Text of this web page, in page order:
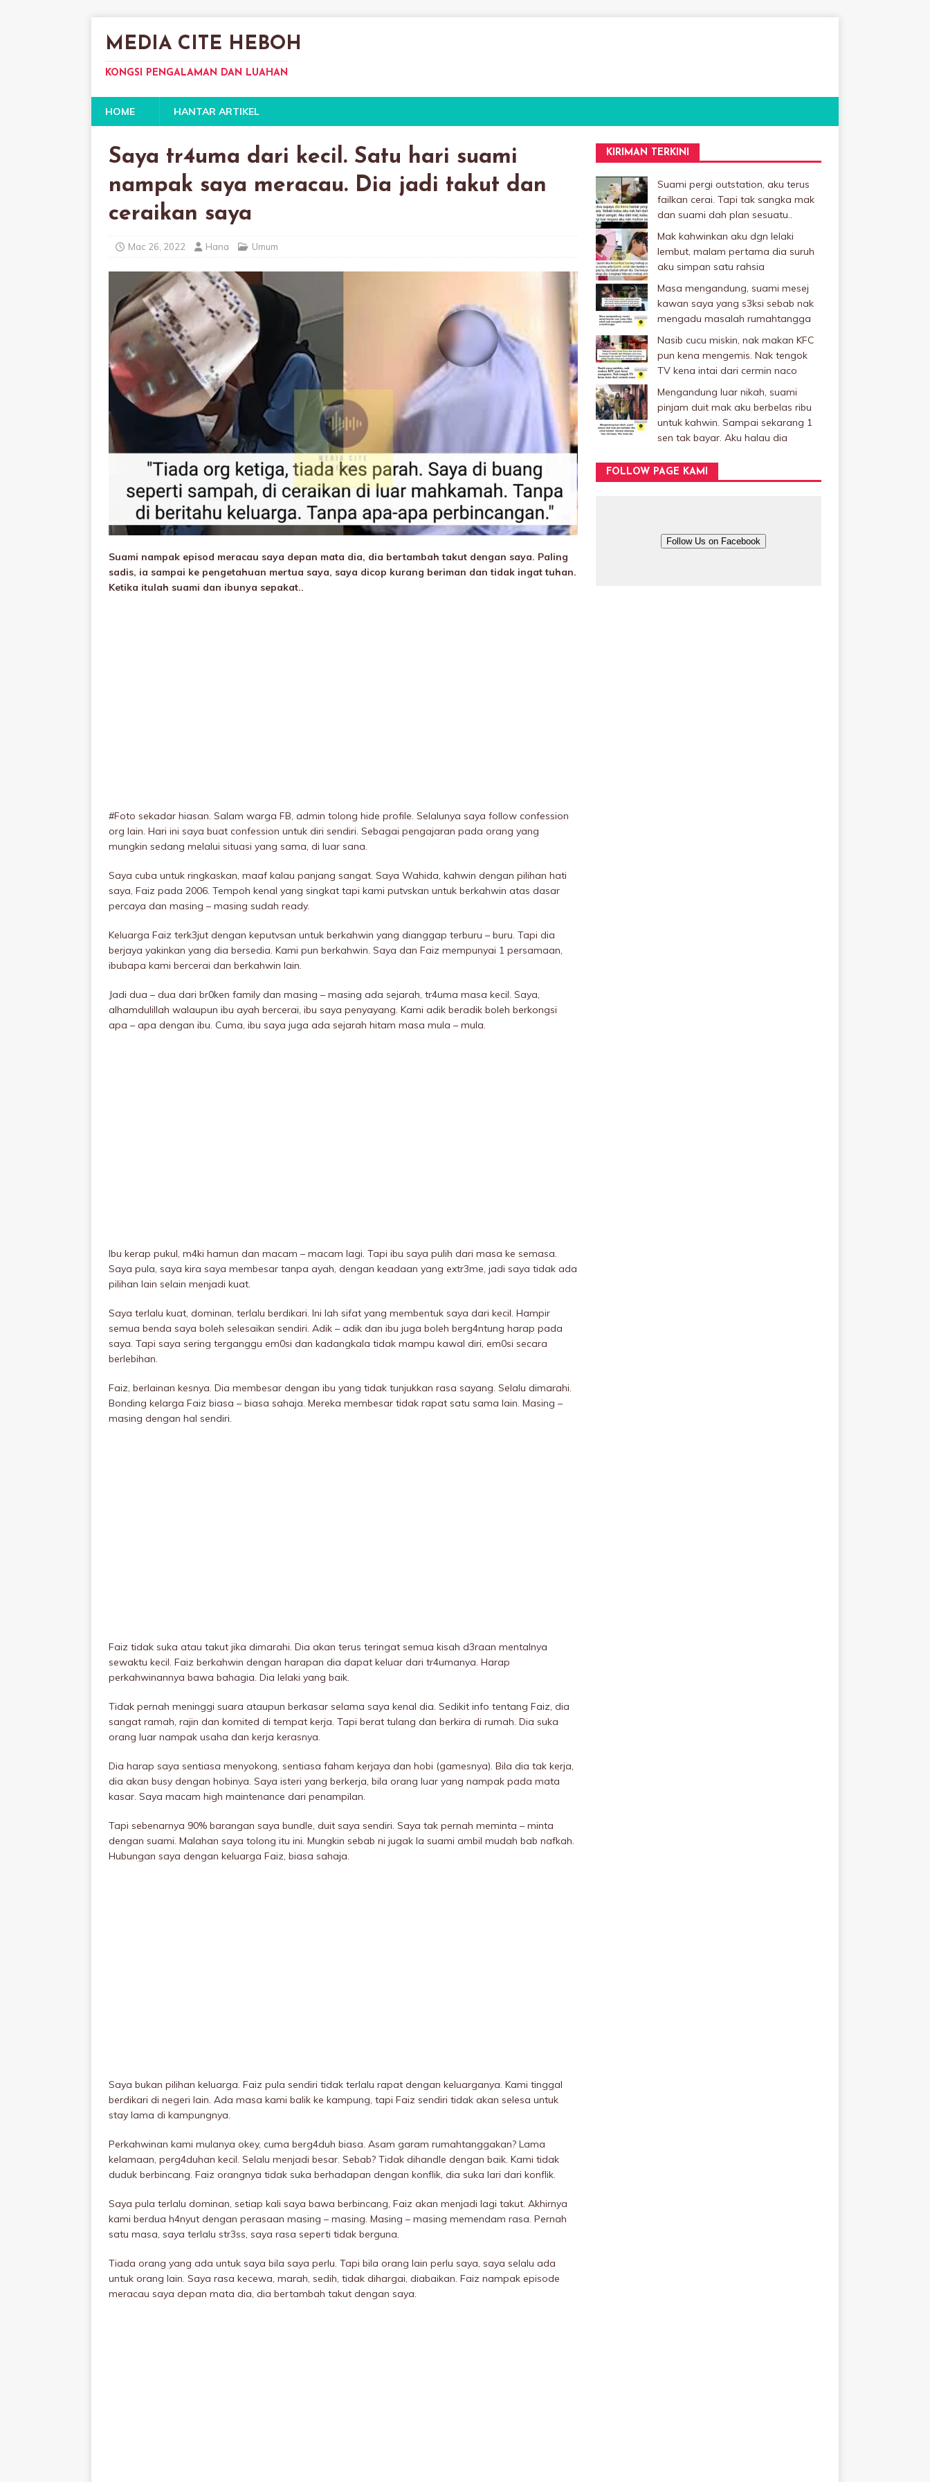
MEDIA CITE HEBOH
KONGSI PENGALAMAN DAN LUAHAN
HOME HANTAR ARTIKEL
Saya tr4uma dari kecil. Satu hari suami
nampak saya meracau. Dia jadi takut dan
ceraikan saya
Mac 26, 2022 Hana Umum
Suami nampak episod meracau saya depan mata dia, dia bertambah takut dengan saya. Paling
sadis, ia sampai ke pengetahuan mertua saya, saya dicop kurang beriman dan tidak ingat tuhan.
Ketika itulah suami dan ibunya sepakat..
#Foto sekadar hiasan. Salam warga FB, admin tolong hide profile. Selalunya saya follow confession
org lain. Hari ini saya buat confession untuk diri sendiri. Sebagai pengajaran pada orang yang
mungkin sedang melalui situasi yang sama, di luar sana.
Saya cuba untuk ringkaskan, maaf kalau panjang sangat. Saya Wahida, kahwin dengan pilihan hati
saya, Faiz pada 2006. Tempoh kenal yang singkat tapi kami putvskan untuk berkahwin atas dasar
percaya dan masing – masing sudah ready.
Keluarga Faiz terk3jut dengan keputvsan untuk berkahwin yang dianggap terburu – buru. Tapi dia
berjaya yakinkan yang dia bersedia. Kami pun berkahwin. Saya dan Faiz mempunyai 1 persamaan,
ibubapa kami bercerai dan berkahwin lain.
Jadi dua – dua dari br0ken family dan masing – masing ada sejarah, tr4uma masa kecil. Saya,
alhamdulillah walaupun ibu ayah bercerai, ibu saya penyayang. Kami adik beradik boleh berkongsi
apa – apa dengan ibu. Cuma, ibu saya juga ada sejarah hitam masa mula – mula.
Ibu kerap pukuI, m4ki hamun dan macam – macam lagi. Tapi ibu saya pulih dari masa ke semasa.
Saya pula, saya kira saya membesar tanpa ayah, dengan keadaan yang extr3me, jadi saya tidak ada
pilihan lain selain menjadi kuat.
Saya terlalu kuat, dominan, terlalu berdikari. Ini lah sifat yang membentuk saya dari kecil. Hampir
semua benda saya boleh selesaikan sendiri. Adik – adik dan ibu juga boleh berg4ntung harap pada
saya. Tapi saya sering terganggu em0si dan kadangkala tidak mampu kawal diri, em0si secara
berlebihan.
Faiz, berlainan kesnya. Dia membesar dengan ibu yang tidak tunjukkan rasa sayang. Selalu dimarahi.
Bonding kelarga Faiz biasa – biasa sahaja. Mereka membesar tidak rapat satu sama lain. Masing –
masing dengan hal sendiri.
Faiz tidak suka atau takut jika dimarahi. Dia akan terus teringat semua kisah d3raan mentaInya
sewaktu kecil. Faiz berkahwin dengan harapan dia dapat keluar dari tr4umanya. Harap
perkahwinannya bawa bahagia. Dia lelaki yang baik.
Tidak pernah meninggi suara ataupun berkasar selama saya kenal dia. Sedikit info tentang Faiz, dia
sangat ramah, rajin dan komited di tempat kerja. Tapi berat tuIang dan berkira di rumah. Dia suka
orang luar nampak usaha dan kerja kerasnya.
Dia harap saya sentiasa menyokong, sentiasa faham kerjaya dan hobi (gamesnya). Bila dia tak kerja,
dia akan busy dengan hobinya. Saya isteri yang berkerja, bila orang luar yang nampak pada mata
kasar. Saya macam high maintenance dari penampilan.
Tapi sebenarnya 90% barangan saya bundle, duit saya sendiri. Saya tak pernah meminta – minta
dengan suami. Malahan saya tolong itu ini. Mungkin sebab ni jugak la suami ambil mudah bab nafkah.
Hubungan saya dengan keluarga Faiz, biasa sahaja.
Saya bukan pilihan keluarga. Faiz pula sendiri tidak terlalu rapat dengan keluarganya. Kami tinggal
berdikari di negeri lain. Ada masa kami balik ke kampung, tapi Faiz sendiri tidak akan selesa untuk
stay lama di kampungnya.
Perkahwinan kami mulanya okey, cuma berg4duh biasa. Asam garam rumahtanggakan? Lama
kelamaan, perg4duhan kecil. Selalu menjadi besar. Sebab? Tidak dihandle dengan baik. Kami tidak
duduk berbincang. Faiz orangnya tidak suka berhadapan dengan konflik, dia suka lari dari konflik.
Saya pula terlalu dominan, setiap kali saya bawa berbincang, Faiz akan menjadi lagi takut. Akhirnya
kami berdua h4nyut dengan perasaan masing – masing. Masing – masing memendam rasa. Pernah
satu masa, saya terlalu str3ss, saya rasa seperti tidak berguna.
Tiada orang yang ada untuk saya bila saya perlu. Tapi bila orang lain perlu saya, saya selalu ada
untuk orang lain. Saya rasa kecewa, marah, sedih, tidak dihargai, diabaikan. Faiz nampak episode
meracau saya depan mata dia, dia bertambah takut dengan saya.
KIRIMAN TERKINI
Suami pergi outstation, aku terus
failkan cerai. Tapi tak sangka mak
dan suami dah plan sesuatu..
Mak kahwinkan aku dgn lelaki
Iembut, malam pertama dia suruh
aku simpan satu rahsia
Masa mengandung, suami mesej
kawan saya yang s3ksi sebab nak
mengadu masalah rumahtangga
Nasib cucu miskin, nak makan KFC
pun kena mengemis. Nak tengok
TV kena intai dari cermin naco
Mengandung luar nikah, suami
pinjam duit mak aku berbelas ribu
untuk kahwin. Sampai sekarang 1
sen tak bayar. Aku halau dia
FOLLOW PAGE KAMI
Follow Us on Facebook